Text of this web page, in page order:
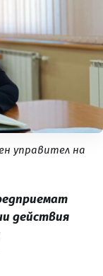
управител на
действия